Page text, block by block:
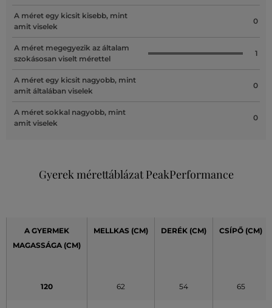
A méret egy kicsit kisebb, mint
amit viselek
0
A méret megegyezik az általam
szokásosan viselt mérettel
1
A méret egy kicsit nagyobb, mint
amit általában viselek
0
A méret sokkal nagyobb, mint
amit viselek
0
Gyerek mérettáblázat PeakPerformance
A GYERMEK
MAGASSÁGA (CM)
MELLKAS (CM) DERÉK (CM) CSÍPŐ (CM)
120 62 54 65